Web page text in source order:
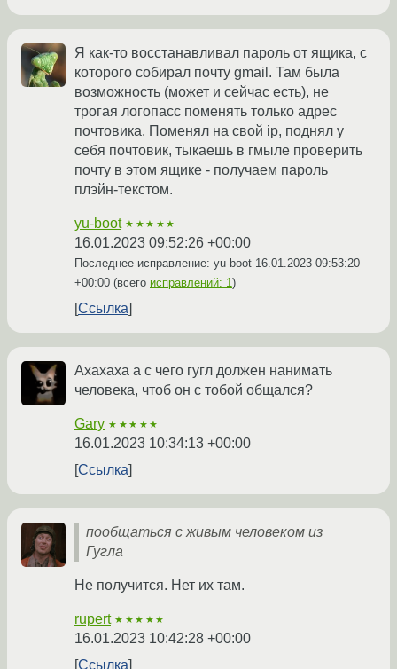
Я как-то восстанавливал пароль от ящика, с
которого собирал почту gmail. Там была
возможность (может и сейчас есть), не
трогая логопасс поменять только адрес
почтовика. Поменял на свой ip, поднял у
себя почтовик, тыкаешь в гмыле проверить
почту в этом ящике - получаем пароль
плэйн-текстом.
yu-boot ★★★★★
16.01.2023 09:52:26 +00:00
Последнее исправление: yu-boot 16.01.2023 09:53:20
+00:00 (всего исправлений: 1)
Ссылка
Ахахаха а с чего гугл должен нанимать
человека, чтоб он с тобой общался?
Gary ★★★★★
16.01.2023 10:34:13 +00:00
Ссылка
пообщаться с живым человеком из
Гугла
Не получится. Нет их там.
rupert ★★★★★
16.01.2023 10:42:28 +00:00
Ссылка